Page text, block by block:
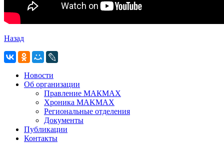
Назад
Новости
Об организации
Правление МАКМАХ
Хроника MAKMAX
Региональные отделения
Документы
Публикации
Контакты